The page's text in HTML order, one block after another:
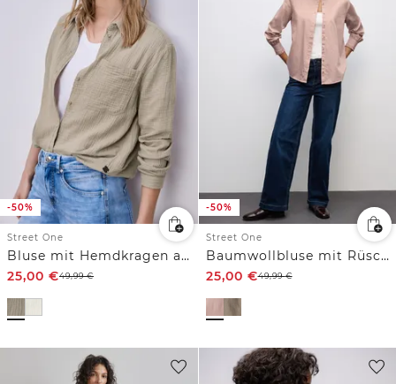
-50%
Street One
Bluse mit Hemdkragen aus Musselinstoff
25,00 €49,99€
-50%
Street One
Baumwollbluse mit Rüschen
25,00 €49,99€